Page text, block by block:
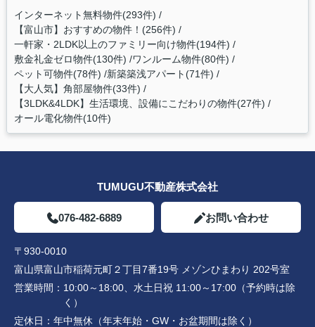
インターネット無料物件(293件)
【富山市】おすすめの物件！(256件)
一軒家・2LDK以上のファミリー向け物件(194件)
敷金礼金ゼロ物件(130件) ワンルーム物件(80件)
ペット可物件(78件) 新築築浅アパート(71件)
【大人気】角部屋物件(33件)
【3LDK&4LDK】生活環境、設備にこだわりの物件(27件)
オール電化物件(10件)
TUMUGU不動産株式会社
076-482-6889 お問い合わせ
〒930-0010
富山県富山市稲荷元町２丁目7番19号 メゾンひまわり 202号室
営業時間： 10:00～18:00、水土日祝 11:00～17:00（予約時は除
く）
定休日： 年中無休（年末年始・GW・お盆期間は除く）